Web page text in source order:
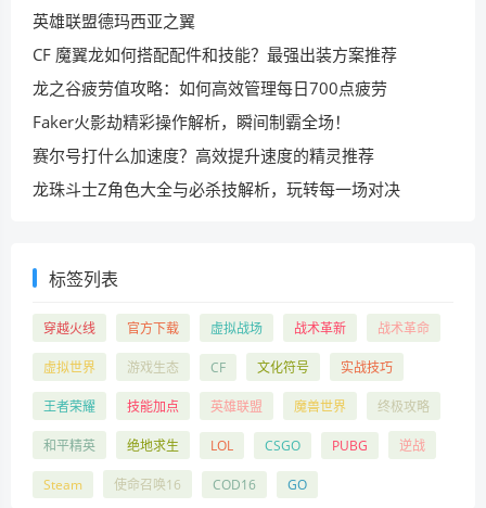
英雄联盟德玛西亚之翼
CF 魔翼龙如何搭配配件和技能？最强出装方案推荐
龙之谷疲劳值攻略：如何高效管理每日700点疲劳
Faker火影劫精彩操作解析，瞬间制霸全场！
赛尔号打什么加速度？高效提升速度的精灵推荐
龙珠斗士Z角色大全与必杀技解析，玩转每一场对决
标签列表
穿越火线 官方下载 虚拟战场 战术革新 战术革命
虚拟世界 游戏生态 CF 文化符号 实战技巧
王者荣耀 技能加点 英雄联盟 魔兽世界 终极攻略
和平精英 绝地求生 LOL CSGO PUBG 逆战
Steam 使命召唤16 COD16 GO